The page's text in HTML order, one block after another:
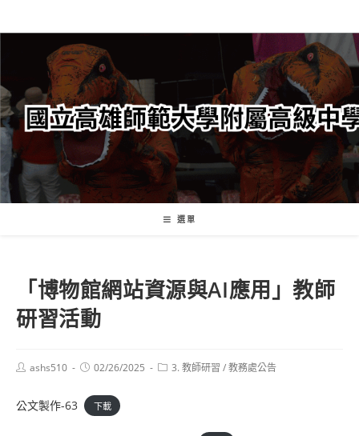
轉
要
內
容
選單
「博物館網站資源與AI應用」教師
研習活動
Postashs510
Post02/26/2025
Post3. 教師研習 /教務處公告
公文製作-63 下載